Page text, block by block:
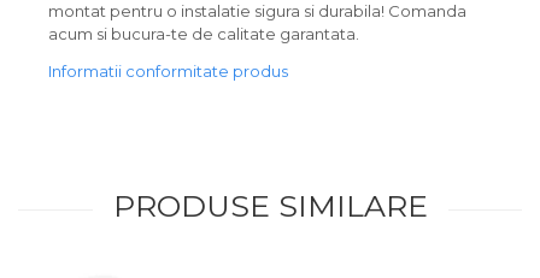
montat pentru o instalatie sigura si durabila! Comanda
acum si bucura-te de calitate garantata.
Informatii conformitate produs
PRODUSE SIMILARE